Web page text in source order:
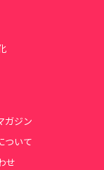
ガジン
ついて
せ